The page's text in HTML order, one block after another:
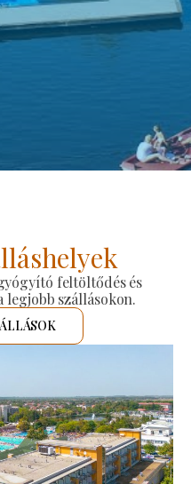
feltöltődés és
legjobb szállásokon.